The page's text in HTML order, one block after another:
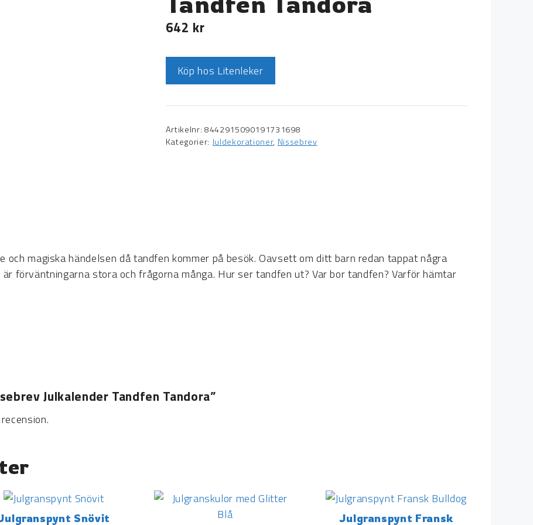
642 kr
Köp hos Litenleker
Artikelnr: 8442915090191731698
Kategorier: Juldekorationer,Nissebrev
och magiska händelsen då tandfen kommer på besök. Oavsett om ditt barn redan tappat några
förväntningarna stora och frågorna många. Hur ser tandfen ut? Var bor tandfen? Varför hämtar
Julkalender Tandfen Tandora”
Snövit
Julgranspynt Fransk